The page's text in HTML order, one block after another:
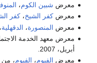
معرض شبين الكوم،
معرضكفر الشيخ،كفر
معرض المنصورة، الدقهلية،
معرض معهد الخدمة
أبريل، 2007.
معرض الفيوم، الفيوم، من 23 أبريل إلى 2 مايو، 2007.